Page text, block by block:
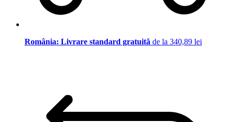
România: Livrare standard gratuită de la 340,89 lei